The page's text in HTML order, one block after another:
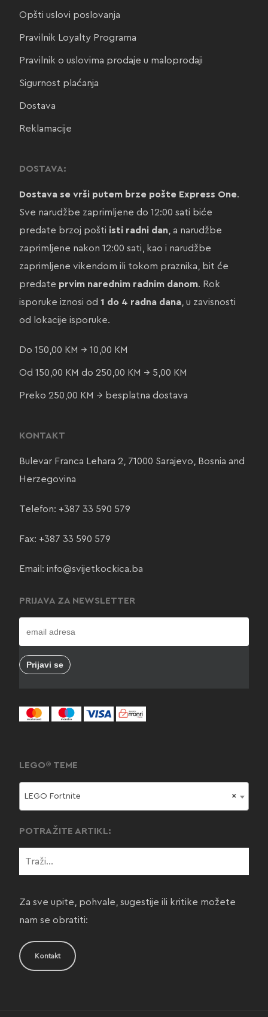
Opšti uslovi poslovanja
Pravilnik Loyalty Programa
Pravilnik o uslovima prodaje u maloprodaji
Sigurnost plaćanja
Dostava
Reklamacije
DOSTAVA:
Dostava se vrši putem brze pošte Express One.
Sve narudžbe zaprimljene do 12:00 sati biće
predate brzoj pošti isti radni dan, a narudžbe
zaprimljene nakon 12:00 sati, kao i narudžbe
zaprimljene vikendom ili tokom praznika, bit će
predate prvim narednim radnim danom. Rok
isporuke iznosi od 1 do 4 radna dana, u zavisnosti
od lokacije isporuke.
Do 150,00 KM → 10,00 KM
Od 150,00 KM do 250,00 KM → 5,00 KM
Preko 250,00 KM → besplatna dostava
KONTAKT
Bulevar Franca Lehara 2, 71000 Sarajevo, Bosnia and
Herzegovina
Telefon: +387 33 590 579
Fax: +387 33 590 579
Email: info@svijetkockica.ba
PRIJAVA ZA NEWSLETTER
LEGO® TEME
×
LEGO Fortnite
POTRAŽITE ARTIKL:
Za sve upite, pohvale, sugestije ili kritike možete
nam se obratiti:
Kontakt